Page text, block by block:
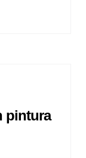
pintura